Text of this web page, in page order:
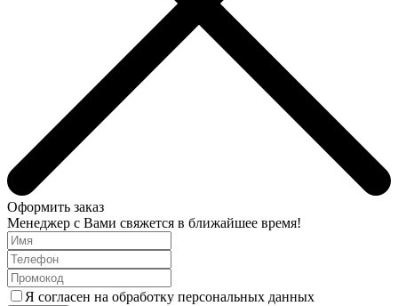
Оформить заказ
Менеджер с Вами свяжется в ближайшее время!
Я согласен на обработку персональных данных